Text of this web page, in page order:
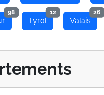
98
Tyrol
12
Valais
26